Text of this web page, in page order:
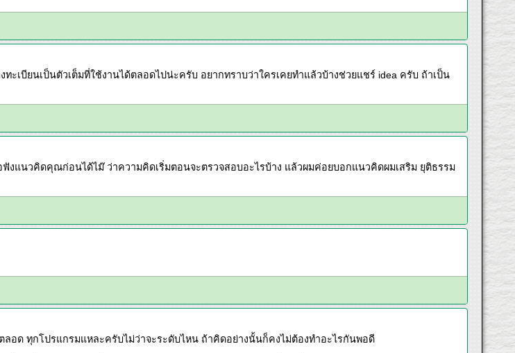
เบียนเป็นตัวเต็มที่ใช้งานได้ตลอดไปน่ะครับ อยากทราบว่าใครเคยทำแล้วบ้างช่วยแชร์ idea ครับ ถ้าเป็น
แนวคิดคุณก่อนได้ไม๊ ว่าความคิดเริ่มตอนจะตรวจสอบอะไรบ้าง แล้วผมค่อยบอกแนวคิดผมเสริม ยุติธรรม
อด ทุกโปรแกรมแหละครับไม่ว่าจะระดับไหน ถ้าคิดอย่างนั้นก็คงไม่ต้องทำอะไรกันพอดี